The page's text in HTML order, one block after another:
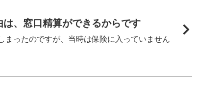
、窓口精算ができるからです
まったのですが、当時は保険に入っていません